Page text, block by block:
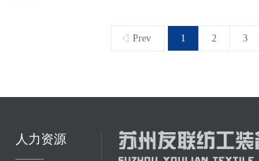
Prev 1 2 3
人力资源